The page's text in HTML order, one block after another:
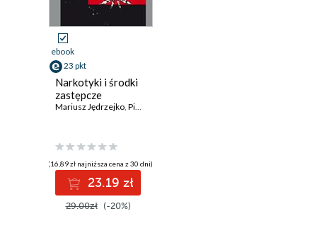
ebook
23 pkt
Narkotyki i środki
zastępcze
Mariusz Jędrzejko, Piotr Jabłoński
(16,89 zł najniższa cena z 30 dni)
23.19 zł
29.00zł (-20%)